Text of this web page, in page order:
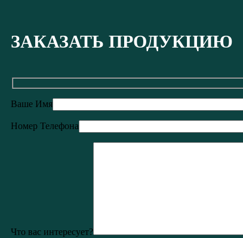
ЗАКАЗАТЬ ПРОДУКЦИЮ
Ваше Имя
Номер Телефона
Что вас интересует?